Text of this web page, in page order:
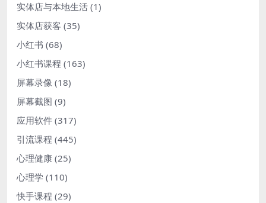
实体店与本地生活 (1)
实体店获客 (35)
小红书 (68)
小红书课程 (163)
屏幕录像 (18)
屏幕截图 (9)
应用软件 (317)
引流课程 (445)
心理健康 (25)
心理学 (110)
快手课程 (29)